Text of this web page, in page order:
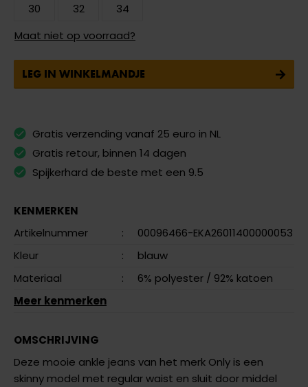
30
32
34
Maat niet op voorraad?
LEG IN WINKELMANDJE
Gratis verzending vanaf 25 euro in NL
Gratis retour, binnen 14 dagen
Spijkerhard de beste met een 9.5
KENMERKEN
Artikelnummer
:
00096466-EKA26011400000053
Kleur
:
blauw
Materiaal
: 6% polyester / 92% katoen
Meer kenmerken
OMSCHRIJVING
Deze mooie ankle jeans van het merk Only is een
skinny model met regular waist en sluit door middel